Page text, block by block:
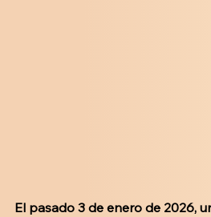
El pasado 3 de enero de 2026,